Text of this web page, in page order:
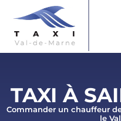
TAXI À
Commander un chauffeur
le